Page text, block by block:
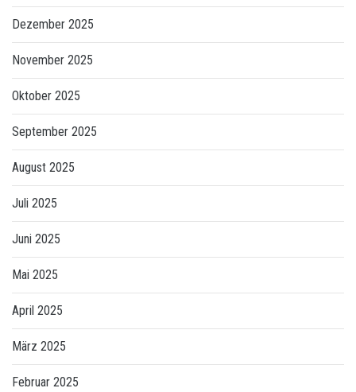
Dezember 2025
November 2025
Oktober 2025
September 2025
August 2025
Juli 2025
Juni 2025
Mai 2025
April 2025
März 2025
Februar 2025